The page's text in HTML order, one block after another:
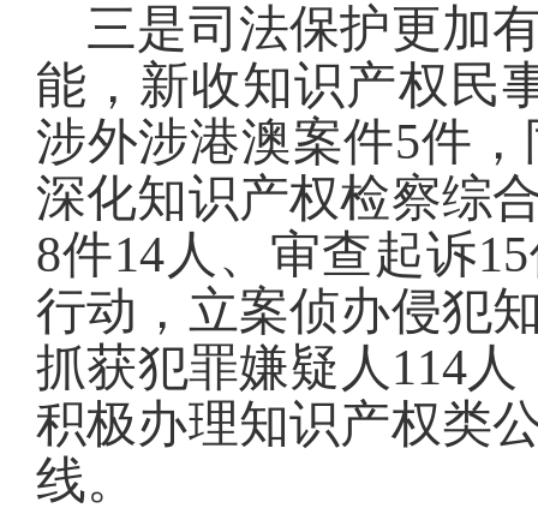
三是司法保护更加
能，新收知识产权民
涉外涉港澳案件5件，
深化知识产权检察综
8件14人、审查起诉
行动，立案侦办侵犯
抓获犯罪嫌疑人114
积极办理知识产权类
线。